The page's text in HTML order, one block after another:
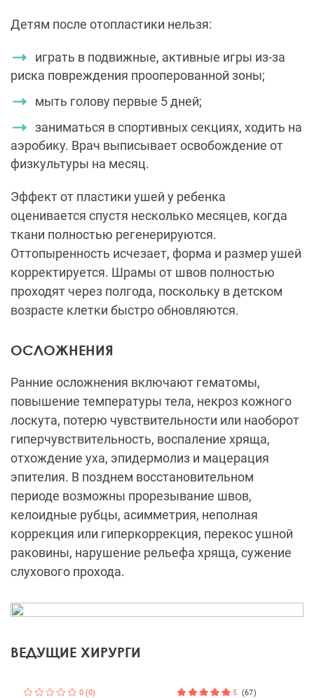
Детям после отопластики нельзя:
играть в подвижные, активные игры из-за
риска повреждения прооперованной зоны;
мыть голову первые 5 дней;
заниматься в спортивных секциях, ходить на
аэробику. Врач выписывает освобождение от
физкультуры на месяц.
Эффект от пластики ушей у ребенка
оценивается спустя несколько месяцев, когда
ткани полностью регенерируются.
Оттопыренность исчезает, форма и размер ушей
корректируется. Шрамы от швов полностью
проходят через полгода, поскольку в детском
возрасте клетки быстро обновляются.
ОСЛОЖНЕНИЯ
Ранние осложнения включают гематомы,
повышение температуры тела, некроз кожного
лоскута, потерю чувствительности или наоборот
гиперчувствительность, воспаление хряща,
отхождение уха, эпидермолиз и мацерация
эпителия. В позднем восстановительном
периоде возможны прорезывание швов,
келоидные рубцы, асимметрия, неполная
коррекция или гиперкоррекция, перекос ушной
раковины, нарушение рельефа хряща, сужение
слухового прохода.
ВЕДУЩИЕ ХИРУРГИ
0 (0) 5 (67)